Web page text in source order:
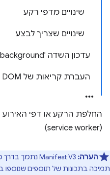
שינויים מדפי רקע
שינויים שצריך לבצע
עדכון השדה 'background' במניפסט
העברת קריאות של DOM וחלונות למסמך מחוץ למסך
החלפת הרקע או דפי
(service worker)
הערה: